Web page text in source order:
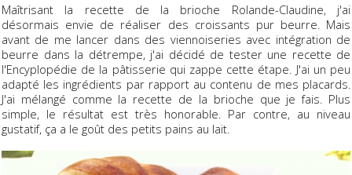
Maîtrisant la recette de la brioche Rolande-Claudine, j'ai
désormais envie de réaliser des croissants pur beurre. Mais
avant de me lancer dans des viennoiseries avec intégration de
beurre dans la détrempe, j'ai décidé de tester une recette de
l'Encyplopédie de la pâtisserie qui zappe cette étape. J'ai un peu
adapté les ingrédients par rapport au contenu de mes placards.
J'ai mélangé comme la recette de la brioche que je fais. Plus
simple, le résultat est très honorable. Par contre, au niveau
gustatif, ça a le goût des petits pains au lait.